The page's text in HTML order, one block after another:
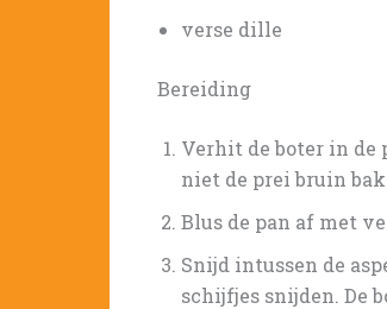
verse dille
Bereiding
Verhit de boter in de
niet de prei bruin
Blus de pan af met
Snijd intussen de
schijfjes snijden. De